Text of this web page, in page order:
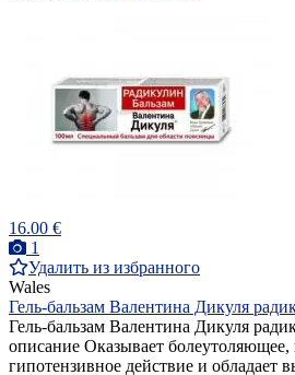
16.00 €
1
Удалить из избранного
Wales
Гель-бальзам Валентина Дикуля
Гель-бальзам Валентина Дикуля
описание Оказывает болеутоляющее,
гипотензивное действие и обладает